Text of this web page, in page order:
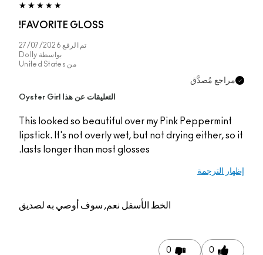
FAVORITE GLOSS!
تم الرفع 27/07/2026
بواسطة Dolly
من United States
مراجع مُصدَّق
التعليقات عن هذا Oyster Girl
This looked so beautiful over my Pink Peppermint
lipstick. It's not overly wet, but not drying either, so it
lasts longer than most glosses.
إظهار الترجمة
الخط الأسفلنعم, سوف أوصي به لصديق
0
0